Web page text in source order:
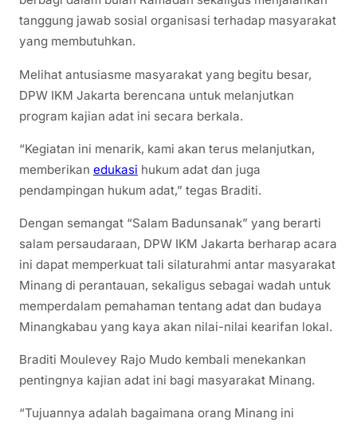
tanggung jawab sosial organisasi terhadap masyarakat
yang membutuhkan.
Melihat antusiasme masyarakat yang begitu besar,
DPW IKM Jakarta berencana untuk melanjutkan
program kajian adat ini secara berkala.
“Kegiatan ini menarik, kami akan terus melanjutkan,
memberikan edukasi hukum adat dan juga
pendampingan hukum adat,” tegas Braditi.
Dengan semangat “Salam Badunsanak” yang berarti
salam persaudaraan, DPW IKM Jakarta berharap acara
ini dapat memperkuat tali silaturahmi antar masyarakat
Minang di perantauan, sekaligus sebagai wadah untuk
memperdalam pemahaman tentang adat dan budaya
Minangkabau yang kaya akan nilai-nilai kearifan lokal.
Braditi Moulevey Rajo Mudo kembali menekankan
pentingnya kajian adat ini bagi masyarakat Minang.
“Tujuannya adalah bagaimana orang Minang ini